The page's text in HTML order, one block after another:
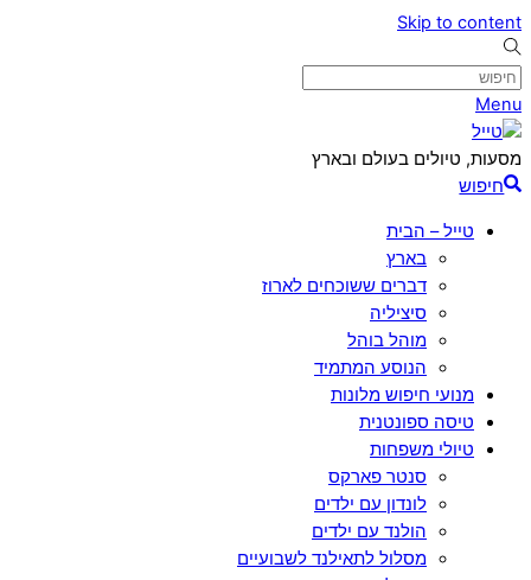
Skip to content
Menu
מסעות, טיולים בעולם ובארץ
חיפוש
טייל – הבית
בארץ
דברים ששוכחים לארוז
סיציליה
מוהל בוהל
הנוסע המתמיד
מנועי חיפוש מלונות
טיסה ספונטנית
טיולי משפחות
סנטר פארקס
לונדון עם ילדים
הולנד עם ילדים
מסלול לתאילנד לשבועיים